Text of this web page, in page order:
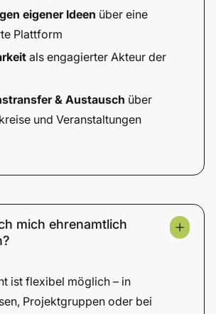
eigener Ideen über eine
Plattform
als engagierter Akteur der
& Austausch über
und Veranstaltungen
mich ehrenamtlich
ist flexibel möglich – in
Projektgruppen oder bei